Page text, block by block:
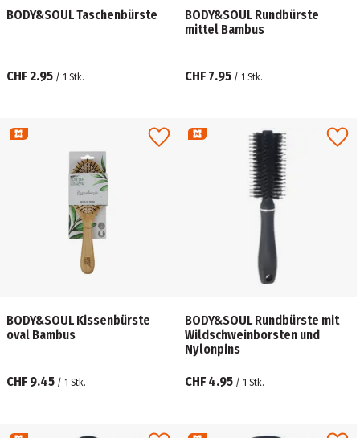
BODY&SOUL Taschenbürste
CHF 2.95 / 1 Stk.
BODY&SOUL Rundbürste
mittel Bambus
CHF 7.95 / 1 Stk.
BODY&SOUL Kissenbürste
oval Bambus
CHF 9.45 / 1 Stk.
BODY&SOUL Rundbürste mit
Wildschweinborsten und
Nylonpins
CHF 4.95 / 1 Stk.